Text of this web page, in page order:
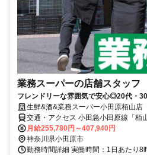
業務スーパーの店舗スタッフ
フレンドリーな雰囲気で安心◎20代・
生鮮&酒&業務スーパー小田原栢山店
交通・アクセス 小田急小田原線「栢
月給255,780円～407,940円
神奈川県小田原市
勤務時間詳細 実働時間：1日あたり8